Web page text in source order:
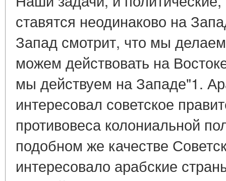
ставятся неодинаково на
Запад смотрит, что мы
можем действовать на
мы действуем на Западе"1.
интересовал советское
противовеса колониальной
подобном же качестве
интересовало арабские